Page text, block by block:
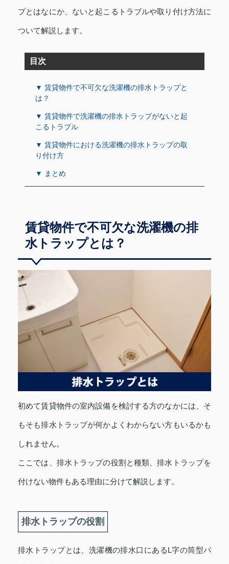
プとはなにか、ないと起こるトラブルや取り付け方法に
ついて解説します。
目次
▼ 賃貸物件で不可欠な洗濯機の排水トラップと
は？
▼ 賃貸物件で洗濯機の排水トラップがないと起
こるトラブル
▼ 賃貸物件における洗濯機の排水トラップの取
り付け方
▼ まとめ
賃貸物件で不可欠な洗濯機の排
水トラップとは？
初めて賃貸物件の室内設備を検討する方のなかには、そ
もそも排水トラップが何かよくわからない方もいるかも
しれません。
ここでは、排水トラップの役割と種類、排水トラップを
付けない物件もある理由に分けて解説します。
排水トラップの役割
排水トラップとは、洗濯機の排水口にあるL字の筒型パ